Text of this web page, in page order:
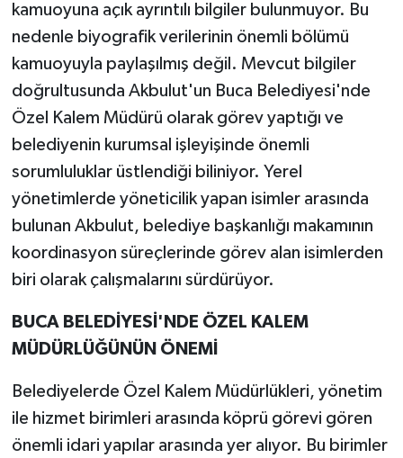
kamuoyuna açık ayrıntılı bilgiler bulunmuyor. Bu
nedenle biyografik verilerinin önemli bölümü
kamuoyuyla paylaşılmış değil. Mevcut bilgiler
doğrultusunda Akbulut'un Buca Belediyesi'nde
Özel Kalem Müdürü olarak görev yaptığı ve
belediyenin kurumsal işleyişinde önemli
sorumluluklar üstlendiği biliniyor. Yerel
yönetimlerde yöneticilik yapan isimler arasında
bulunan Akbulut, belediye başkanlığı makamının
koordinasyon süreçlerinde görev alan isimlerden
biri olarak çalışmalarını sürdürüyor.
BUCA BELEDİYESİ'NDE ÖZEL KALEM
MÜDÜRLÜĞÜNÜN ÖNEMİ
Belediyelerde Özel Kalem Müdürlükleri, yönetim
ile hizmet birimleri arasında köprü görevi gören
önemli idari yapılar arasında yer alıyor. Bu birimler